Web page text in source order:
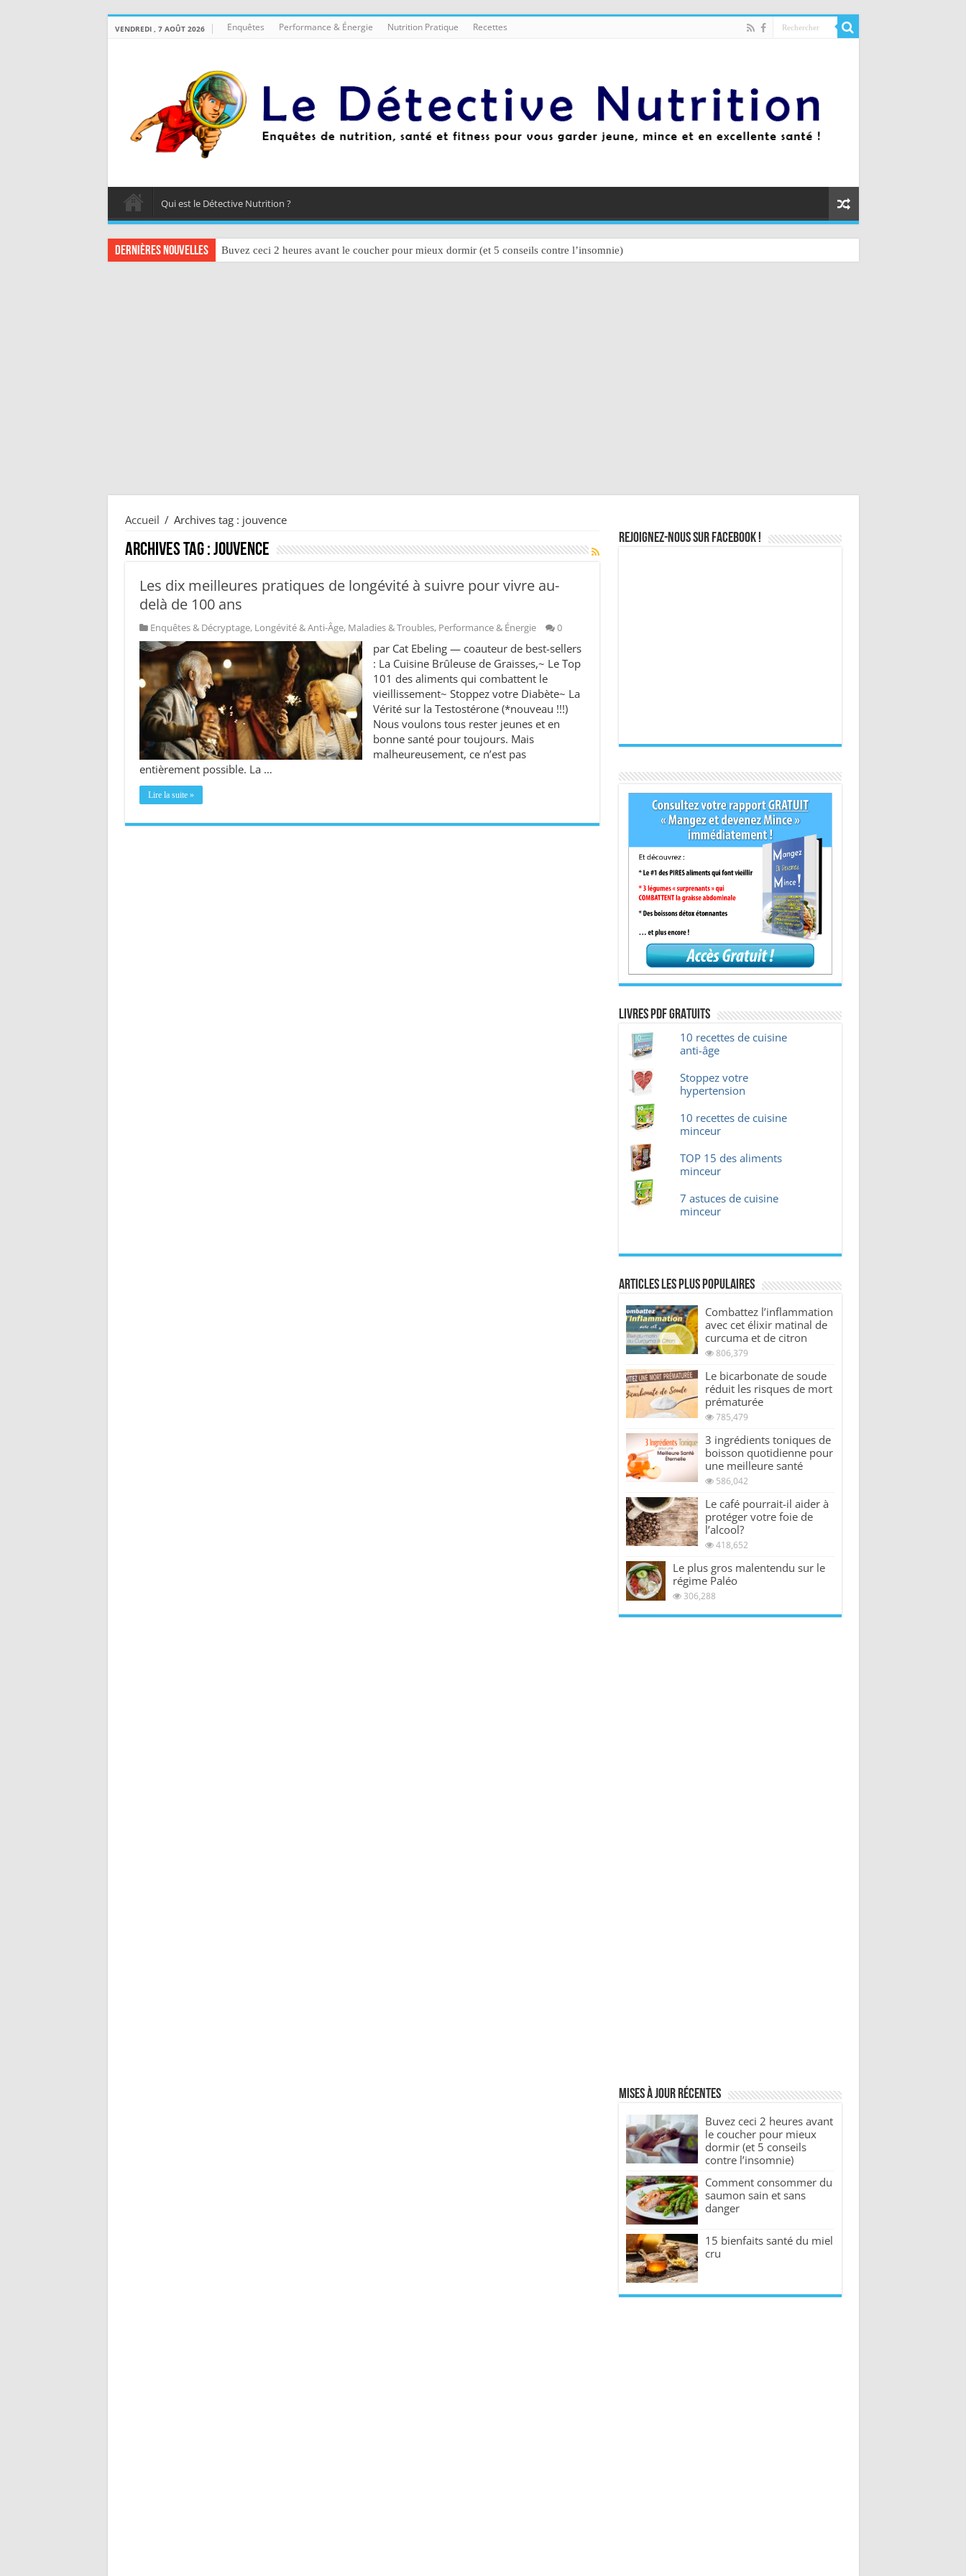
VENDREDI , 7 AOÛT 2026 Enquêtes Performance & Énergie Nutrition Pratique Recettes
Qui est le Détective Nutrition ?
Dernières nouvelles Buvez ceci 2 heures avant le coucher pour mieux dormir (et 5 conseils contre l’insomnie)
Accueil / Archives tag : jouvence
Archives tag :jouvence
Les dix meilleures pratiques de longévité à suivre pour vivre au-
delà de 100 ans
Enquêtes & Décryptage, Longévité & Anti-Âge, Maladies & Troubles, Performance & Énergie 0
par Cat Ebeling — coauteur de best-sellers
: La Cuisine Brûleuse de Graisses,~ Le Top
101 des aliments qui combattent le
vieillissement~ Stoppez votre Diabète~ La
Vérité sur la Testostérone (*nouveau !!!)
Nous voulons tous rester jeunes et en
bonne santé pour toujours. Mais
malheureusement, ce n’est pas
entièrement possible. La …
Lire la suite »
Rejoignez-nous sur Facebook !
Livres pdf GRATUITS
10 recettes de cuisine
anti-âge
Stoppez votre
hypertension
10 recettes de cuisine
minceur
TOP 15 des aliments
minceur
7 astuces de cuisine
minceur
Articles les plus Populaires
Combattez l’inflammation
avec cet élixir matinal de
curcuma et de citron
806,379
Le bicarbonate de soude
réduit les risques de mort
prématurée
785,479
3 ingrédients toniques de
boisson quotidienne pour
une meilleure santé
586,042
Le café pourrait-il aider à
protéger votre foie de
l’alcool?
418,652
Le plus gros malentendu sur le
régime Paléo
306,288
Mises à jour récentes
Buvez ceci 2 heures avant
le coucher pour mieux
dormir (et 5 conseils
contre l’insomnie)
Comment consommer du
saumon sain et sans
danger
15 bienfaits santé du miel
cru